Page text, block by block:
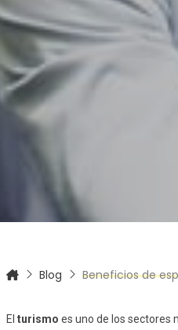
Blog Beneficios de
El turismo es uno de los sectores